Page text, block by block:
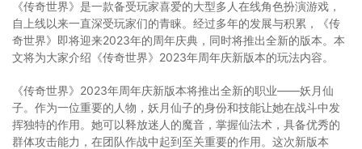
《传奇世界》是一款备受玩家喜爱的大型多人在线角色扮演游戏，
自上线以来一直深受玩家们的青睐。经过多年的发展与积累，《传
奇世界》即将迎来2023年的周年庆典，同时将推出全新的版本。本
文将为大家介绍《传奇世界》2023年周年庆新版本的玩法内容。
《传奇世界》2023年周年庆新版本将推出全新的职业——妖月仙
子。作为一位重要的人物，妖月仙子的身份和技能让她在战斗中发
挥独特的作用。她可以释放迷人的魔音，掌握仙法术，具备优秀的
群体攻击能力，在团队作战中起到至关重要的作用。这次新版本